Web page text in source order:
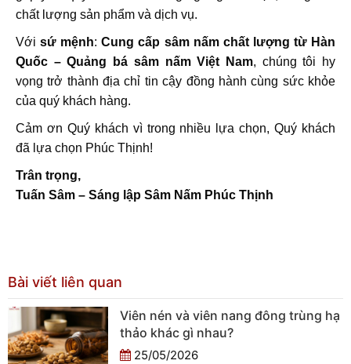
chất lượng sản phẩm và dịch vụ.
Vớisứ mệnh:Cung cấp sâm nấm chất lượng từ Hàn
Quốc – Quảng bá sâm nấm Việt Nam, chúng tôi hy
vọng trở thành địa chỉ tin cậy đồng hành cùng sức khỏe
của quý khách hàng.
Cảm ơn Quý khách vì trong nhiều lựa chọn, Quý khách
đã lựa chọn Phúc Thịnh!
Trân trọng,
Tuấn Sâm – Sáng lập Sâm Nấm Phúc Thịnh
Bài viết liên quan
Viên nén và viên nang đông trùng hạ
thảo khác gì nhau?
25/05/2026